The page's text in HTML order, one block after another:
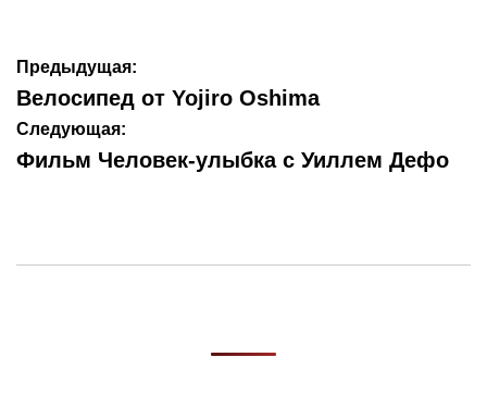
Навигация
по
записям
Предыдущая:
Велосипед от Yojiro Oshima
Следующая:
Фильм Человек-улыбка с Уиллем Дефо